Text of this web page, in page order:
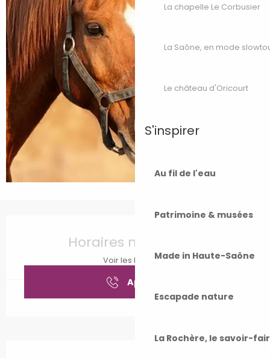
La chapelle Le Corbusier
La Saône, en mode
Le château d'Oricourt
S'inspirer
Au fil de l'eau
Patrimoine & musées
Made in Haute-Saône
Escapade nature
La Rochère, le savoir-
Horaires non définis
Voir les horaires
Appeler